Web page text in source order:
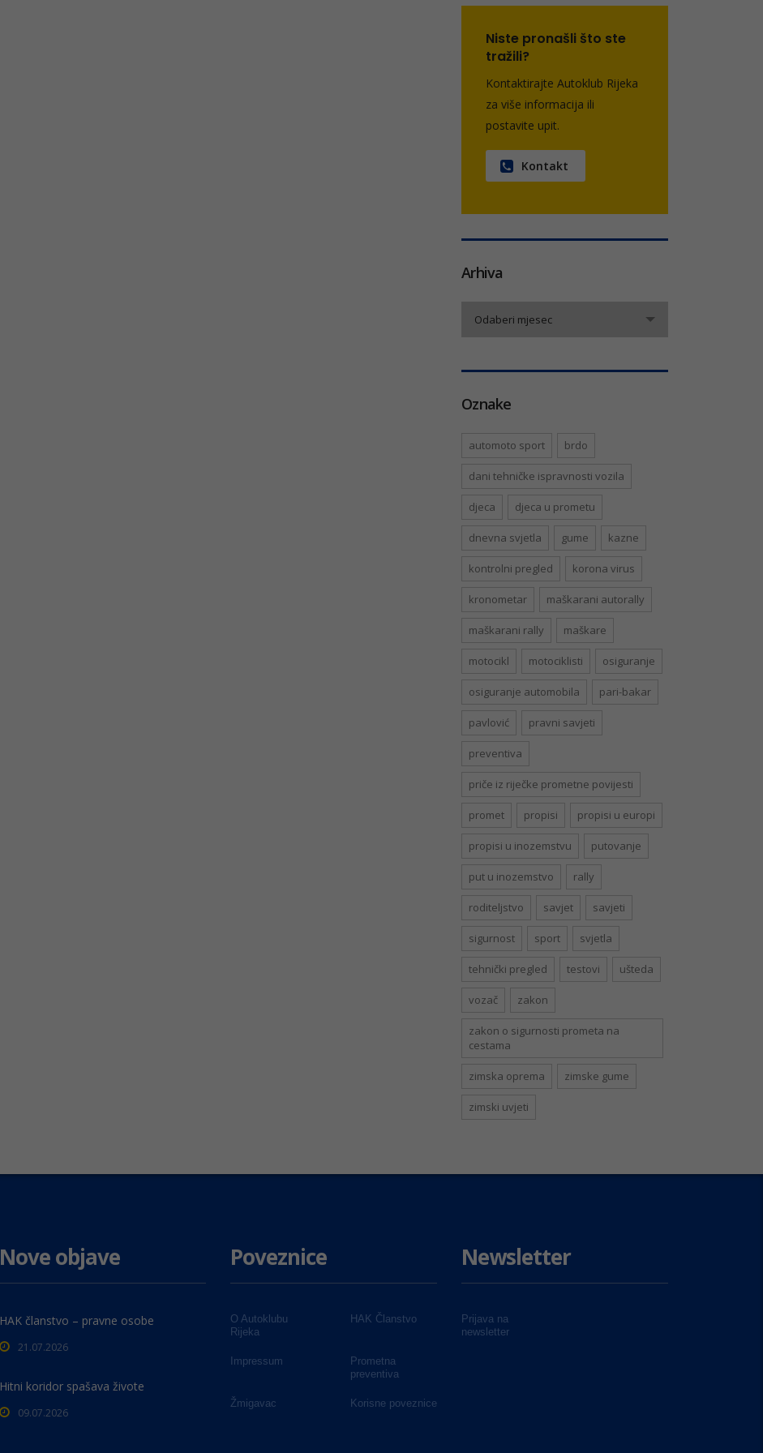
Niste pronašli što ste
tražili?
Kontaktirajte Autoklub Rijeka
za više informacija ili
postavite upit.
Kontakt
Arhiva
Odaberi mjesec
Oznake
automoto sport brdo
dani tehničke ispravnosti vozila
djeca djeca u prometu
dnevna svjetla gume kazne
kontrolni pregled korona virus
kronometar maškarani autorally
maškarani rally maškare
motocikl motociklisti osiguranje
osiguranje automobila pari-bakar
pavlović pravni savjeti
preventiva
priče iz riječke prometne povijesti
promet propisi propisi u europi
propisi u inozemstvu putovanje
put u inozemstvo rally
roditeljstvo savjet savjeti
sigurnost sport svjetla
tehnički pregled testovi ušteda
vozač zakon
zakon o sigurnosti prometa na
cestama
zimska oprema zimske gume
zimski uvjeti
Nove objave
HAK članstvo – pravne osobe
21.07.2026
Hitni koridor spašava živote
09.07.2026
Poveznice
O Autoklubu
Rijeka
HAK Članstvo
Impressum
Prometna
preventiva
Žmigavac Korisne poveznice
Newsletter
Prijava na
newsletter